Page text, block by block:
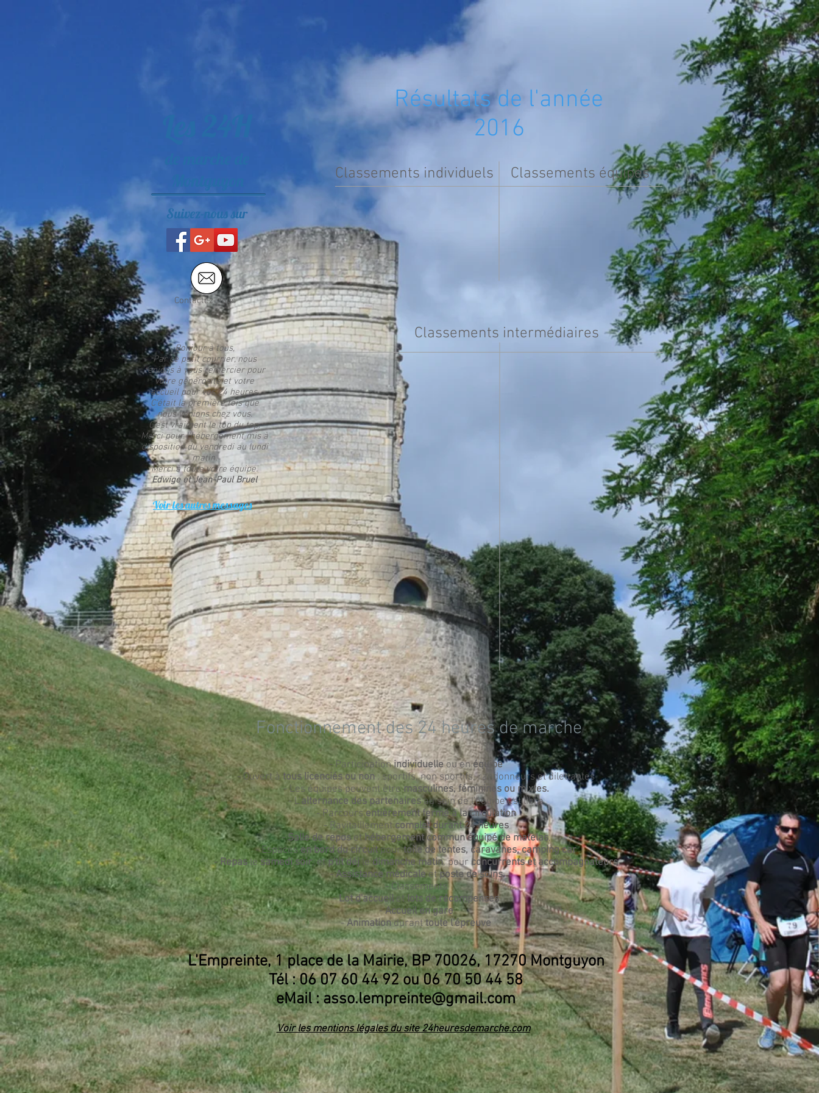
Suivez-nous sur
Contactez-nous
Bonjour à tous,
Par ce petit courrier, nous
tenions à vous remercier pour
votre générosité et votre
accueil pour vos 24 heures.
C'était la première fois que
nous venions chez vous.
C'est vraiment le top du top.
Merci pour l'hébergement mis à
disposition du vendredi au lundi
matin.
Merci à toute votre équipe.
Edwige et Jean-Paul Bruel
Voir les autres messages
Résultats de l'année
2016
Classements individuels Classements équipes
Classements intermédiaires
Fonctionnement des 24 heures de marche
- Participationindividuelleou enéquipe
- Ouvert àtous licenciés ou non: sportifs, non sportifs, randonneurs et dilettantes
- Les équipes peuvent êtremasculines, féminines ou mixtes.
- L’alternance des partenairesau sein de l'équipe est libre
- Parcoursentièrement fermé à la circulation
- Ravitaillementcomplet durant 24 heures
-Salle de reposethébergement commun équipé de matelas,
- Espacesen bord du circuitpourtoile de tentes, caravanes, camping car
-Repaslesamedi soir, etp'tit déj ledimanche matin, pourconcurrents et accompagnateurs
-Assistance médicaleetposte de soins
- Classements
-Lot d'accueilet lots de récompenses
-Accueil en gare
-Animationduranttoute l'épreuve
L'Empreinte, 1 place de la Mairie, BP 70026, 17270 Montguyon
Tél : 06 07 60 44 92 ou 06 70 50 44 58
eMail :asso.lempreinte@gmail.com
Voir les mentions légales du site 24heuresdemarche.com